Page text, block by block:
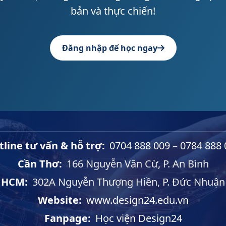
bản và thực chiến!
Đăng nhập để học ngay
tư vấn & hỗ trợ: 0704 888 009– 0784 888
Cần Thơ: 166 Nguyễn Văn Cừ, P. An Bình
HCM: 302A Nguyễn Thượng Hiền, P. Đức Nhuận
Website: www.design24.edu.vn
Fanpage: Học viện Design24